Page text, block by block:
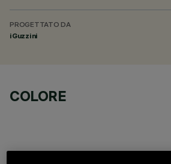
PROGETTATO DA
iGuzzini
COLORE